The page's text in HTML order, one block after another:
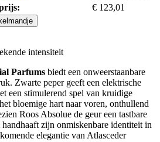
€ 123,01
intensiteit
Parfums biedt een onweerstaanbare
Zwarte peper geeft een elektrische
een stimulerend spel van kruidige
bloemige hart naar voren, onthullend
Roos Absolue de geur een tastbare
zijn onmiskenbare identiteit in
elegantie van Atlasceder